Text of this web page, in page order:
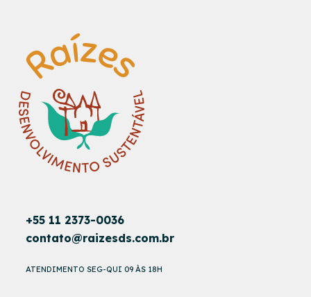
+55 11 2373-0036
contato@raizesds.com.br
ATENDIMENTO SEG-QUI 09 ÀS 18H